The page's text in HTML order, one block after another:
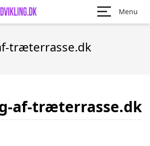
Menu
træterrasse.dk
af-træterrasse.dk